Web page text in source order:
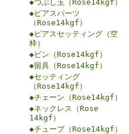
◆つぶし玉（Rose14kgf）
◆ピアスパーツ
（Rose14kgf）
◆ピアスセッティング（空
枠）
◆ピン（Rose14kgf）
◆留具（Rose14kgf）
◆セッティング
（Rose14kgf）
◆チェーン（Rose14kgf）
◆ネックレス（Rose
14kgf）
◆チューブ（Rose14kgf）